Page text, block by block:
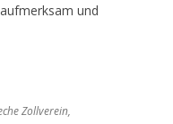
und
Zollverein,